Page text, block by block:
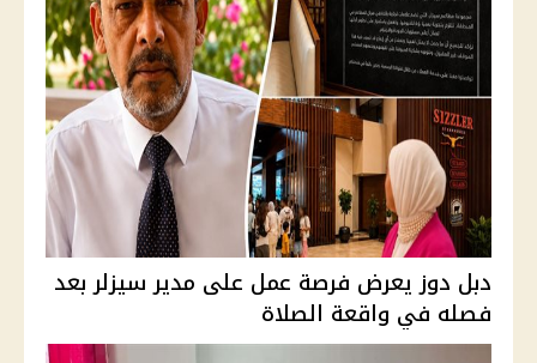
دبل دوز يعرض فرصة عمل على مدير سيزلر بعد
فصله في واقعة الصلاة